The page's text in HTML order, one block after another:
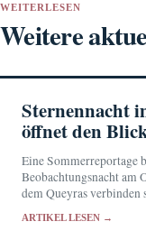
WEITERLESEN
Weitere
Sternennacht
öffnet den
Eine Sommerreportage
Beobachtungsnacht am
dem Queyras
ARTIKEL LESEN →